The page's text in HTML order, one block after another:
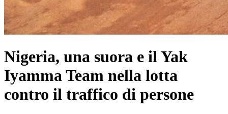
Nigeria, una suora e il Yak
Iyamma Team nella lotta
contro il traffico di persone